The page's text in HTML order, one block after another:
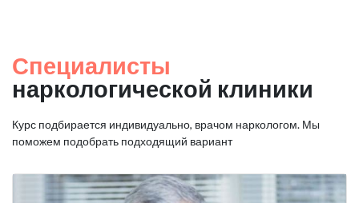
Специалисты
наркологической клиники
Курс подбирается индивидуально, врачом наркологом. Мы
поможем подобрать подходящий вариант